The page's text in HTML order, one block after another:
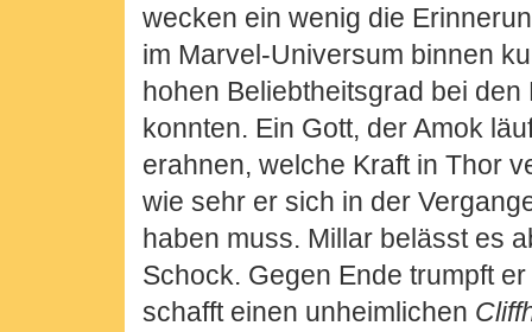
wecken ein wenig die
im Marvel-Universum binnen
hohen Beliebtheitsgrad bei
konnten. Ein Gott, der Amok
erahnen, welche Kraft in Thor
wie sehr er sich in der
haben muss. Millar belässt es
Schock. Gegen Ende trumpft
schafft einen unheimlichen